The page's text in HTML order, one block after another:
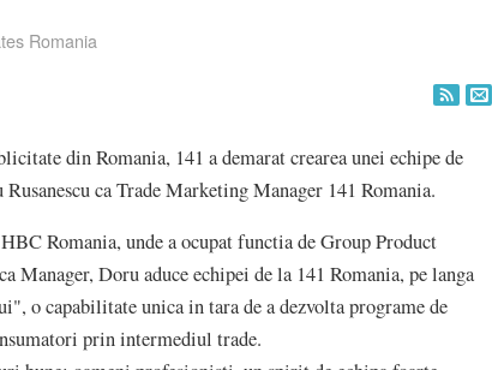
Romania
din Romania, 141 a demarat crearea unei echipe de
ca Trade Marketing Manager 141 Romania.
Romania, unde a ocupat functia de Group Product
Manager, Doru aduce echipei de la 141 Romania, pe langa
o capabilitate unica in tara de a dezvolta programe de
prin intermediul trade.